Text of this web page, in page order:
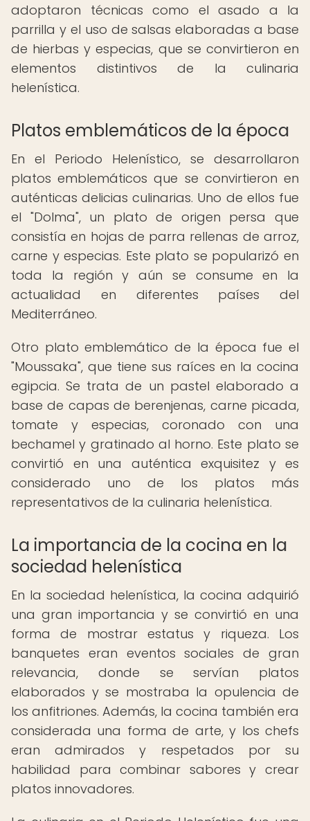
adoptaron técnicas como el asado a la
parrilla y el uso de salsas elaboradas a base
de hierbas y especias, que se convirtieron en
elementos distintivos de la culinaria
helenística.
Platos emblemáticos de la época
En el Periodo Helenístico, se desarrollaron
platos emblemáticos que se convirtieron en
auténticas delicias culinarias. Uno de ellos fue
el "Dolma", un plato de origen persa que
consistía en hojas de parra rellenas de arroz,
carne y especias. Este plato se popularizó en
toda la región y aún se consume en la
actualidad en diferentes países del
Mediterráneo.
Otro plato emblemático de la época fue el
"Moussaka", que tiene sus raíces en la cocina
egipcia. Se trata de un pastel elaborado a
base de capas de berenjenas, carne picada,
tomate y especias, coronado con una
bechamel y gratinado al horno. Este plato se
convirtió en una auténtica exquisitez y es
considerado uno de los platos más
representativos de la culinaria helenística.
La importancia de la cocina en la
sociedad helenística
En la sociedad helenística, la cocina adquirió
una gran importancia y se convirtió en una
forma de mostrar estatus y riqueza. Los
banquetes eran eventos sociales de gran
relevancia, donde se servían platos
elaborados y se mostraba la opulencia de
los anfitriones. Además, la cocina también era
considerada una forma de arte, y los chefs
eran admirados y respetados por su
habilidad para combinar sabores y crear
platos innovadores.